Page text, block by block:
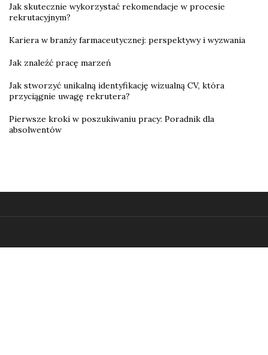
Jak skutecznie wykorzystać rekomendacje w procesie
rekrutacyjnym?
Kariera w branży farmaceutycznej: perspektywy i wyzwania
Jak znaleźć pracę marzeń
Jak stworzyć unikalną identyfikację wizualną CV, która
przyciągnie uwagę rekrutera?
Pierwsze kroki w poszukiwaniu pracy: Poradnik dla
absolwentów